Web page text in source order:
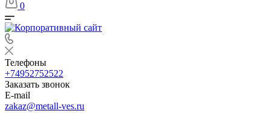
0
Телефоны
+74952752522
Заказать звонок
E-mail
zakaz@metall-ves.ru